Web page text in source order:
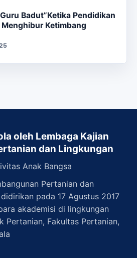
Badut”Ketika Pendidikan
Ketimbang
oleh Lembaga Kajian
dan Lingkungan
Anak Bangsa
Pertanian dan
pada 17 Agustus 2017
akademisi di lingkungan
Pertanian, Fakultas Pertanian,